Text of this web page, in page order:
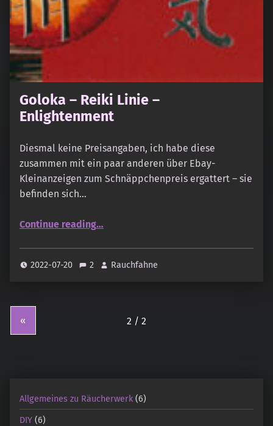
Goloka – Reiki Linie –
Enlightenment
Diesmal keine Preisangaben, ich habe diese
zusammen mit ein paar anderen über Ebay-
Kleinanzeigen zum Schnäppchenpreis ergattert – sie
befinden sich…
Continue reading“Goloka – Reiki Linie – Enlightenment”
…
2022-07-20 2 Rauchfahne
«
Allgemeines zu Räucherwerk (6)
DIY (6)